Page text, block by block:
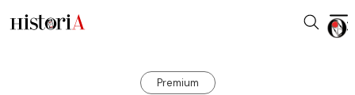
Premium